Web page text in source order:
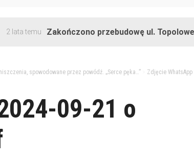
Zakończono przebudowę ul. Topolowej w
spowodowane przez powódź. „Serce pęka…”> Zdjęcie WhatsApp
09-21 o